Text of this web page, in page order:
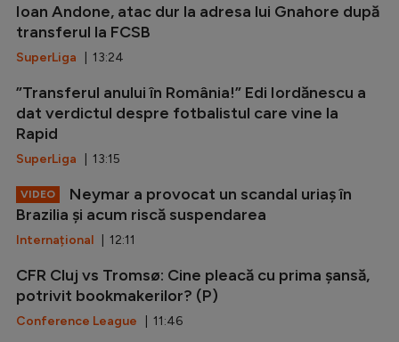
Ioan Andone, atac dur la adresa lui Gnahore după
transferul la FCSB
SuperLiga | 13:24
”Transferul anului în România!” Edi Iordănescu a
dat verdictul despre fotbalistul care vine la
Rapid
SuperLiga | 13:15
VIDEO
Neymar a provocat un scandal uriaș în
Brazilia și acum riscă suspendarea
Internațional | 12:11
CFR Cluj vs Tromsø: Cine pleacă cu prima șansă,
potrivit bookmakerilor? (P)
Conference League | 11:46